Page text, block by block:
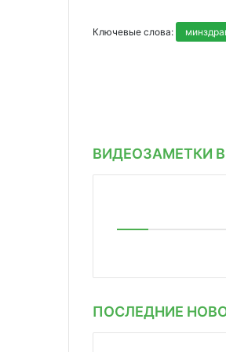
Ключевые слова:
ВИДЕОЗАМЕТКИ
ПОСЛЕДНИЕ